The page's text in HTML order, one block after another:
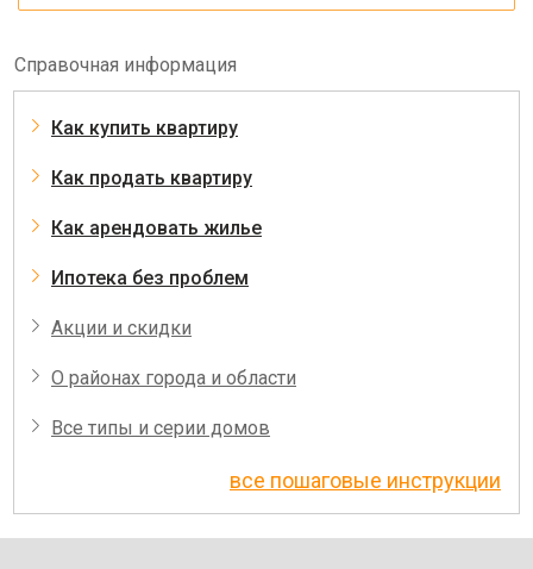
Справочная информация
Как купить квартиру
Как продать квартиру
Как арендовать жилье
Ипотека без проблем
Акции и скидки
О районах города и области
Все типы и серии домов
все пошаговые инструкции